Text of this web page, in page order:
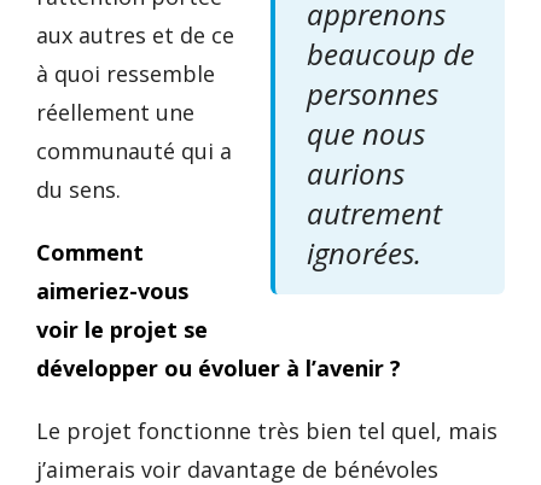
apprenons
beaucoup de
personnes
que nous
aurions
autrement
ignorées.
aux autres et de ce
à quoi ressemble
réellement une
communauté qui a
du sens.
Comment
aimeriez-vous
voir le projet se
développer ou évoluer à l’avenir ?
Le projet fonctionne très bien tel quel, mais
j’aimerais voir davantage de bénévoles